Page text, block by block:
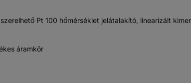
Pt 100 hőmérséklet jelátalakító, linearizált
áramkör